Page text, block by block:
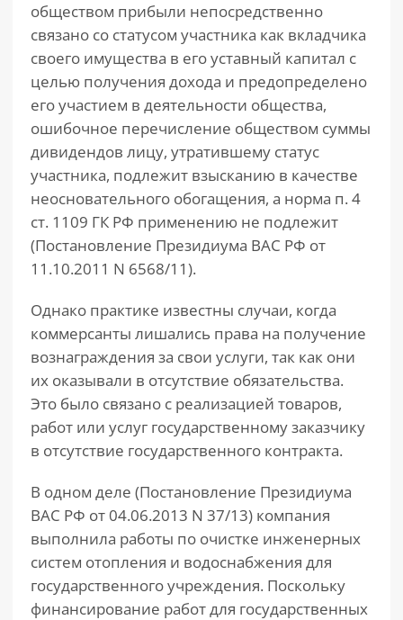
обществом прибыли непосредственно
связано со статусом участника как вкладчика
своего имущества в его уставный капитал с
целью получения дохода и предопределено
его участием в деятельности общества,
ошибочное перечисление обществом суммы
дивидендов лицу, утратившему статус
участника, подлежит взысканию в качестве
неосновательного обогащения, а норма п. 4
ст. 1109 ГК РФ применению не подлежит
(Постановление Президиума ВАС РФ от
11.10.2011 N 6568/11).
Однако практике известны случаи, когда
коммерсанты лишались права на получение
вознаграждения за свои услуги, так как они
их оказывали в отсутствие обязательства.
Это было связано с реализацией товаров,
работ или услуг государственному заказчику
в отсутствие государственного контракта.
В одном деле (Постановление Президиума
ВАС РФ от 04.06.2013 N 37/13) компания
выполнила работы по очистке инженерных
систем отопления и водоснабжения для
государственного учреждения. Поскольку
финансирование работ для государственных